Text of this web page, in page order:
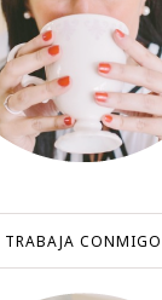
TRABAJA CONMIGO